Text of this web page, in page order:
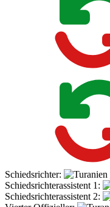
Schiedsrichter:
Schiedsrichterassistent 1:
Schiedsrichterassistent 2: